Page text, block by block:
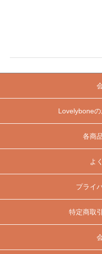
Lovelybone
各商
よ
プライ
特定商取